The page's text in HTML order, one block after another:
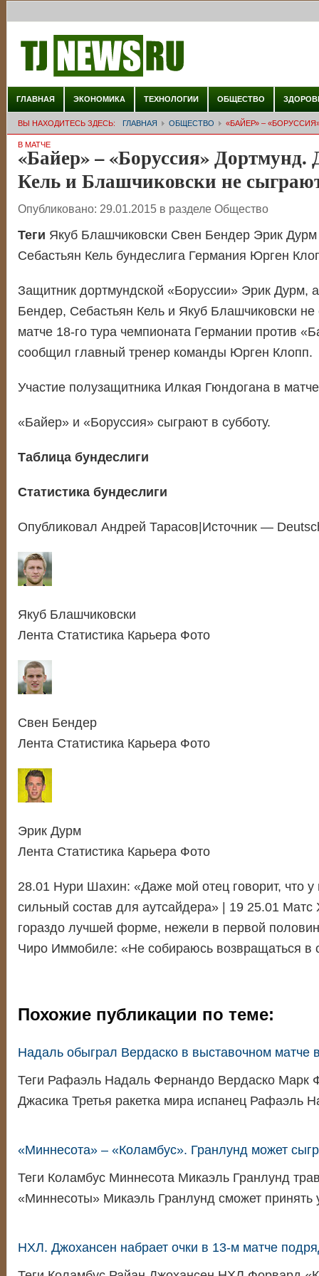
ГЛАВНАЯ ЭКОНОМИКА ТЕХНОЛОГИИ ОБЩЕСТВО
ВЫ НАХОДИТЕСЬ ЗДЕСЬ: ГЛАВНАЯ ОБЩЕСТВО «БАЙЕР» –
В МАТЧЕ
«Байер» – «Боруссия» Дортмунд.
Кель и Блашчиковски не
Опубликовано: 29.01.2015 в разделе Общество
Теги Якуб Блашчиковски Свен Бендер Эрик
Себастьян Кель бундеслига Германия Юрген
Защитник дортмундской «Боруссии» Эрик Дурм,
Бендер, Себастьян Кель и Якуб Блашчиковски не
матче 18-го тура чемпионата Германии против
сообщил главный тренер команды Юрген Клопп.
Участие полузащитника Илкая Гюндогана в
«Байер» и «Боруссия» сыграют в субботу.
Таблица бундеслиги
Статистика бундеслиги
Опубликовал Андрей Тарасов|Источник —
Якуб Блашчиковски
Лента Статистика Карьера Фото
Свен Бендер
Лента Статистика Карьера Фото
Эрик Дурм
Лента Статистика Карьера Фото
28.01 Нури Шахин: «Даже мой отец говорит, что
сильный состав для аутсайдера» | 19 25.01
гораздо лучшей форме, нежели в первой
Чиро Иммобиле: «Не собираюсь возвращаться в
Похожие публикации по теме:
Надаль обыграл Вердаско в выставочном матче
Теги Рафаэль Надаль Фернандо Вердаско Марк
Джасика Третья ракетка мира испанец Рафаэль
«Миннесота» – «Коламбус». Гранлунд может
Теги Коламбус Миннесота Микаэль Гранлунд
«Миннесоты» Микаэль Гранлунд сможет принять
НХЛ. Джохансен набрает очки в 13-м матче